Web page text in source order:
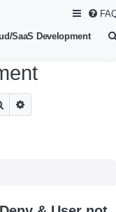
SaaS Development
Search